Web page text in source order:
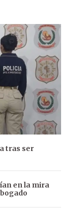
tras ser
en la mira